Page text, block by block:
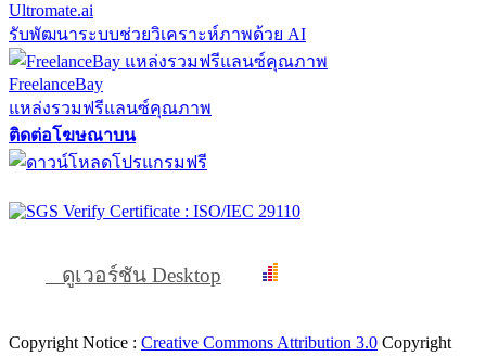
Ultromate.ai
รับพัฒนาระบบช่วยวิเคราะห์ภาพด้วย AI
FreelanceBay
แหล่งรวมฟรีแลนซ์คุณภาพ
ติดต่อโฆษณาบน
ดูเวอร์ชัน Desktop
Copyright Notice : Creative Commons Attribution 3.0 Copyright